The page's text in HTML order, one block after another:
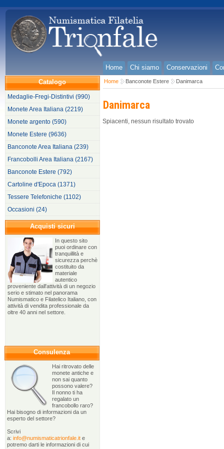
Home Chi siamo Conservazioni
Catalogo
Medaglie-Fregi-Distintivi (990)
Monete Area Italiana (2219)
Monete argento (590)
Monete Estere (9636)
Banconote Area Italiana (239)
Francobolli Area Italiana (2167)
Banconote Estere (792)
Cartoline d'Epoca (1371)
Tessere Telefoniche (1102)
Occasioni (24)
Acquisti sicuri
In questo sito
puoi ordinare con
tranquillità e
sicurezza perchè
costituito da
materiale
autentico
proveniente dall'attività di un negozio
serio e stimato nel panorama
Numismatico e Filatelico Italiano, con
attività di vendita professionale da
oltre 40 anni nel settore.
Consulenza
Hai ritrovato delle
monete antiche e
non sai quanto
possono valere?
Il nonno ti ha
regalato un
francobollo raro?
Hai bisogno di informazioni da un
esperto del settore?
Scrivi
a: info@numismaticatrionfale.it e
potremo darti le informazioni di cui
Home Banconote Estere Danimarca
Danimarca
Spiacenti, nessun risultato trovato